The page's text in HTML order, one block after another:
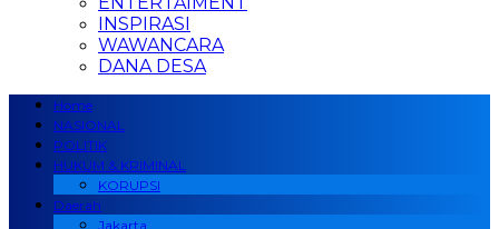
INSPIRASI
WAWANCARA
DANA DESA
Home
NASIONAL
POLITIK
HUKUM & KRIMINAL
KORUPSI
Daerah
Jakarta